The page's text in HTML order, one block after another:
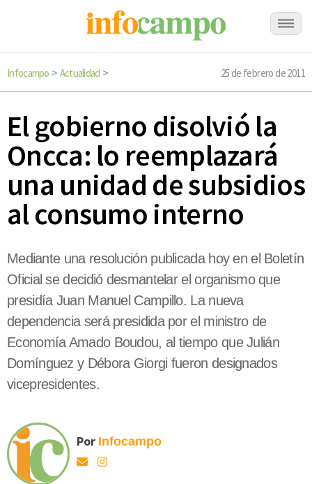
Infocampo > Actualidad > 25 de febrero de 2011
El gobierno disolvió la
Oncca: lo reemplazará
una unidad de subsidios
al consumo interno
Mediante una resolución publicada hoy en el Boletín
Oficial se decidió desmantelar el organismo que
presidía Juan Manuel Campillo. La nueva
dependencia será presidida por el ministro de
Economía Amado Boudou, al tiempo que Julián
Domínguez y Débora Giorgi fueron designados
vicepresidentes.
Por Infocampo